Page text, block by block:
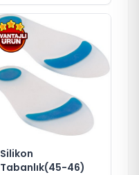
Silikon
Tabanlık(45-46)